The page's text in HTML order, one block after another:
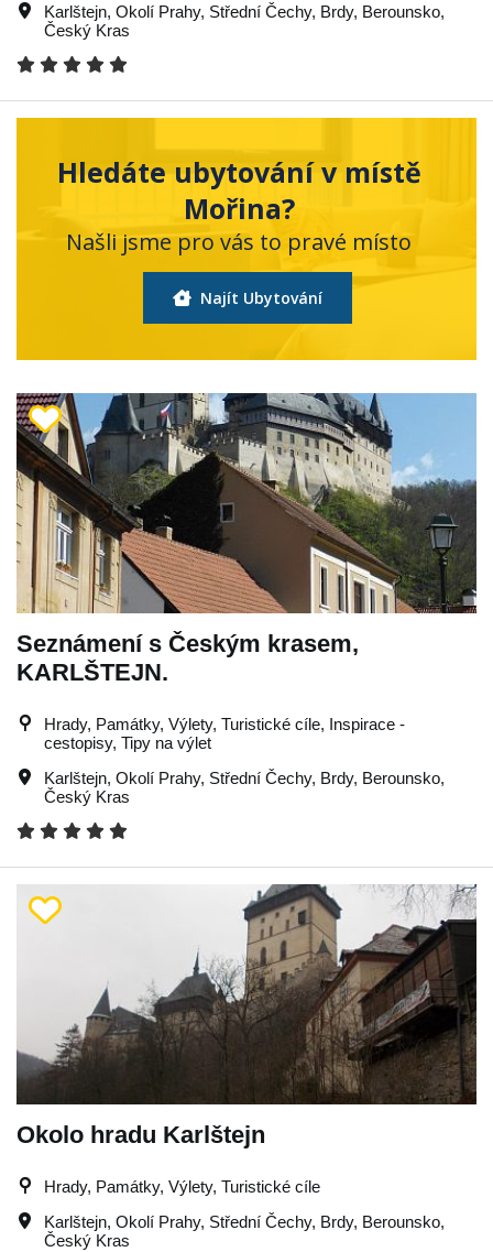
Karlštejn, Okolí Prahy, Střední Čechy, Brdy, Berounsko,
Český Kras
Hledáte ubytování v místě
Mořina?
Našli jsme pro vás to pravé místo
Najít Ubytování
Seznámení s Českým krasem,
KARLŠTEJN.
Hrady, Památky, Výlety, Turistické cíle, Inspirace -
cestopisy, Tipy na výlet
Karlštejn, Okolí Prahy, Střední Čechy, Brdy, Berounsko,
Český Kras
Okolo hradu Karlštejn
Hrady, Památky, Výlety, Turistické cíle
Karlštejn, Okolí Prahy, Střední Čechy, Brdy, Berounsko,
Český Kras